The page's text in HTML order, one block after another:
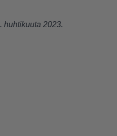
huhtikuuta 2023.